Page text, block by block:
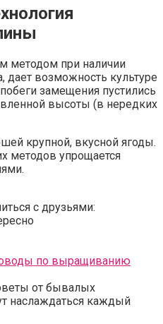
методом при наличии
дает возможность культуре
замещения пустились
высоты (в нередких
крупной, вкусной ягоды.
методов упрощается
с друзьями:
по выращиванию
от бывалых
наслаждаться каждый